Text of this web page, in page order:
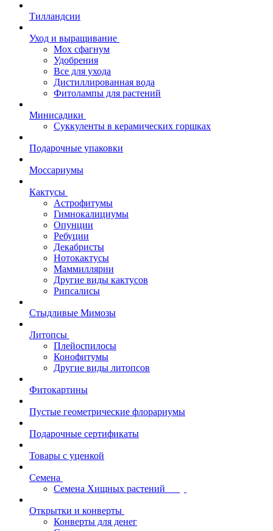
Тилландсии
Уход и выращивание
Мох сфагнум
Удобрения
Все для ухода
Дистиллированная вода
Фитолампы для растений
Минисадики
Суккуленты в керамических горшках
Подарочные упаковки
Моссариумы
Кактусы
Астрофитумы
Гимнокалициумы
Опунции
Ребуции
Декабристы
Нотокактусы
Маммиллярии
Другие виды кактусов
Рипсалисы
Стыдливые Мимозы
Литопсы
Плейоспилосы
Конофитумы
Другие виды литопсов
Фитокартины
Пустые геометрические флорариумы
Подарочные сертификаты
Товары с уценкой
Семена
Семена Хищных растений
Открытки и конверты
Конверты для денег